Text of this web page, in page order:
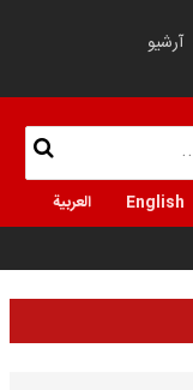
آرشیو
English العربية